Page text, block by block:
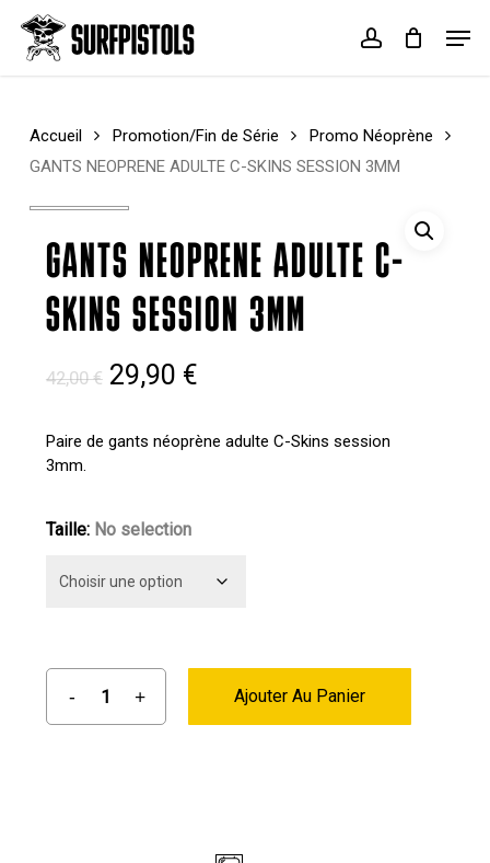
main
account
Cart Close
Accueil Promotion/Fin de Série
Promo Néoprène
GANTS NEOPRENE ADULTE C-SKINS SESSION 3MM
GANTS NEOPRENE ADULTE C-
SKINS SESSION 3MM
42,00€ Le
initial
29,90 €Le
actuel
Paire de gants néoprène adulte C-Skins session
3mm.
Taille: No selection
Ajouter Au Panier